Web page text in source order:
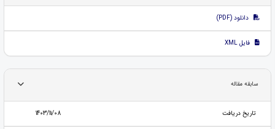
دانلود (PDF)
فایل XML
سابقه مقاله
تاریخ دریافت 1403/11/08